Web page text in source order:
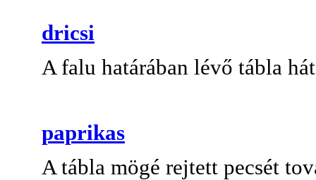
dricsi
A falu határában lévő tábla
paprikas
A tábla mögé rejtett pecsét